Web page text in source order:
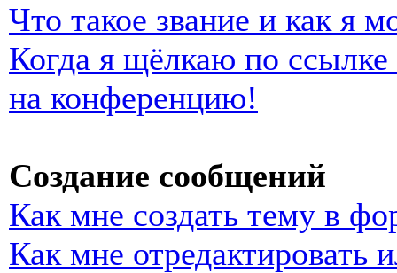
Что такое звание и как я
Когда я щёлкаю по
на конференцию!
Создание сообщений
Как мне создать тему в
Как мне отредактировать